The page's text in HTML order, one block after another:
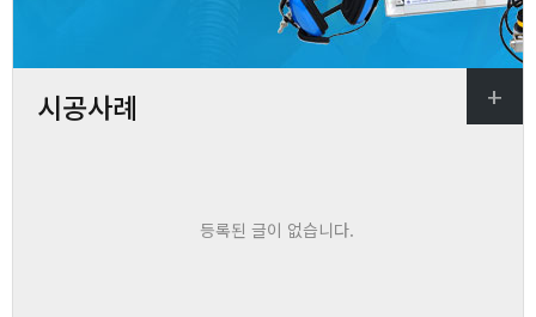
바로가기 +
시공사례
등록된 글이 없습니다.